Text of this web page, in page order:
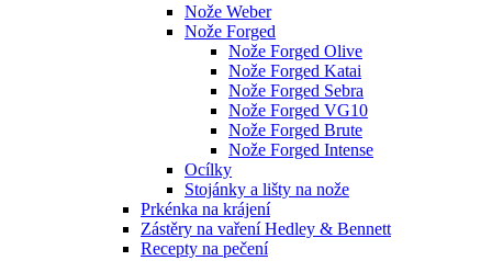
Nože Weber
Nože Forged
Nože Forged Olive
Nože Forged Katai
Nože Forged Sebra
Nože Forged VG10
Nože Forged Brute
Nože Forged Intense
Ocílky
Stojánky a lišty na nože
Prkénka na krájení
Zástěry na vaření Hedley & Bennett
Recepty na pečení